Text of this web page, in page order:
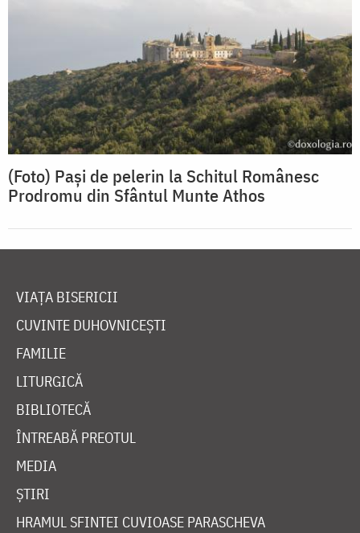
(Foto) Pași de pelerin la Schitul Românesc
Prodromu din Sfântul Munte Athos
VIAȚA BISERICII
CUVINTE DUHOVNICEȘTI
FAMILIE
LITURGICĂ
BIBLIOTECĂ
ÎNTREABĂ PREOTUL
MEDIA
ȘTIRI
HRAMUL SFINTEI CUVIOASE PARASCHEVA